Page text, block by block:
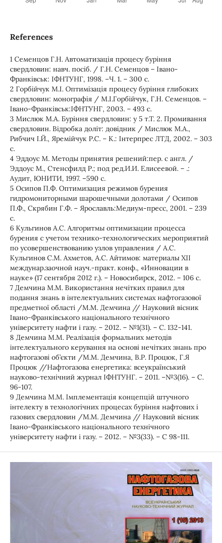
References
1 Семенцов Г.Н. Автоматизація процесу буріння
свердловин: навч. посіб. / Г.Н. Семенцов – Івано-
Франківськ: ІФНТУНГ, 1998. –Ч. 1. – 300 с.
2 Горбійчук М.І. Оптимізація процесу буріння глибоких
свердловин: монографія / М.І.Горбійчук, Г.Н. Семенцов. –
Івано-Франківськ:ІФНТУНГ, 2003. – 493 с.
3 Мислюк М.А. Буріння свердловин: у 5 т.Т. 2. Промивання
свердловин. Відробка доліт: довідник / Мислюк М.А.,
Рибчич І.Й., Яремійчук Р.С. – К.: Інтерпрес ЛТД, 2002. – 303
с.
4 Эддоус М. Методы принятия решений:пер. с англ. /
Эддоус М., Стенсфилд Р.; под ред.И.И. Елисеевой. – .:
Аудит, ЮНИТИ, 1997. –590 с.
5 Осипов П.Ф. Оптимизация режимов бурения
гидромониторными шарошечными долотами / Осипов
П.Ф., Скрябин Г.Ф. – Ярославль:Медиум-пресс, 2001. – 239
с.
6 Кульгинов А.С. Алгоритмы оптимизации процесса
бурения с учетом технико-технологических мероприятий
по усовершенствованию узлов управления / А.С.
Кульгинов С.М. Ахметов, А.С. Айтимов: материалы XII
междунар.заочной науч.-практ. конф., «Инновации в
науке» (17 сентября 2012 г.). – Новосибирск, 2012. – 106 с.
7 Демчина М.М. Використання нечітких правил для
подання знань в інтелектуальних системах нафтогазової
предметної області /М.М. Демчина // Науковий вісник
Івано-Франківського національного технічного
університету нафти і газу. – 2012. – №1(31). – С. 132-141.
8 Демчина М.М. Реалізація формальних методів
інтелектуального керування на основі нечітких знань про
нафтогазові об’єкти /М.М. Демчина, В.Р. Процюк, Г.Я
Процюк //Нафтогазова енергетика: всеукраїнський
науково-технічний журнал ІФНТУНГ. – 2011. –№3(16). – С.
96-107.
9 Демчина М.М. Імплементація концепцій штучного
інтелекту в технологічних процесах буріння нафтових і
газових свердловин /М.М. Демчина // Науковий вісник
Івано-Франківського національного технічного
університету нафти і газу. – 2012. – №3(33). – С 98-111.